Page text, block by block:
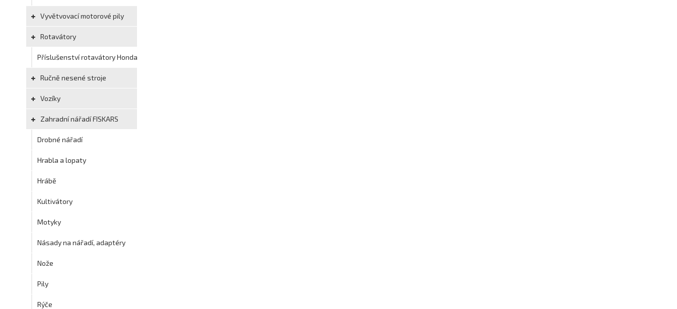
Vyvětvovací motorové pily
Rotavátory
Příslušenství rotavátory Honda
Ručně nesené stroje
Vozíky
Zahradní nářadí FISKARS
Drobné nářadí
Hrabla a lopaty
Hrábě
Kultivátory
Motyky
Násady na nářadí, adaptéry
Nože
Pily
Rýče